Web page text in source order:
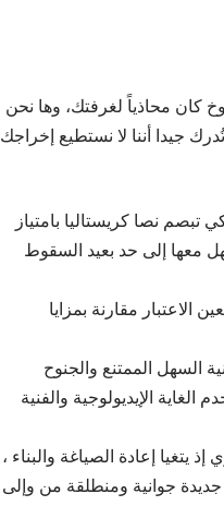
كان محاذياً لغرفتك، وها نحن
جيدا أننا لا نستطيع إخراجك
نصا كريستاليا بامتياز
معها إلى حد بعيد السقوط
الاعتبار مقارنة بمزايا
السهل الممتنع والجنوح
الإيديولوجية والفنية
يتغيا إعادة الصياغة والبناء ،
جوانية ومنطلقة من وإلى